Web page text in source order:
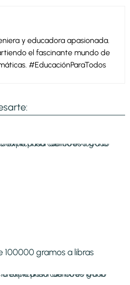
y educadora apasionada.
el fascinante mundo de
#EducaciónParaTodos
100000 gramos a libras